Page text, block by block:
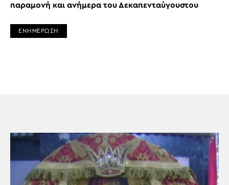
παραμονή και ανήμερα του Δεκαπενταύγουστου
ΕΝΗΜΕΡΩΣΗ